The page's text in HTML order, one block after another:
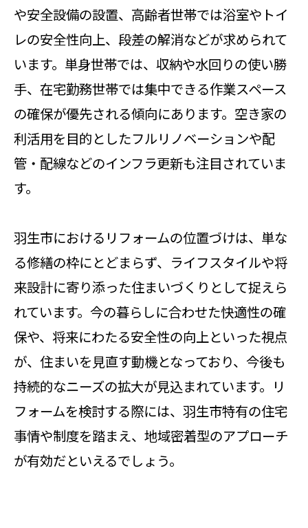
や安全設備の設置、高齢者世帯では浴室やトイ
レの安全性向上、段差の解消などが求められて
います。単身世帯では、収納や水回りの使い勝
手、在宅勤務世帯では集中できる作業スペース
の確保が優先される傾向にあります。空き家の
利活用を目的としたフルリノベーションや配
管・配線などのインフラ更新も注目されていま
す。
羽生市におけるリフォームの位置づけは、単な
る修繕の枠にとどまらず、ライフスタイルや将
来設計に寄り添った住まいづくりとして捉えら
れています。今の暮らしに合わせた快適性の確
保や、将来にわたる安全性の向上といった視点
が、住まいを見直す動機となっており、今後も
持続的なニーズの拡大が見込まれています。リ
フォームを検討する際には、羽生市特有の住宅
事情や制度を踏まえ、地域密着型のアプローチ
が有効だといえるでしょう。